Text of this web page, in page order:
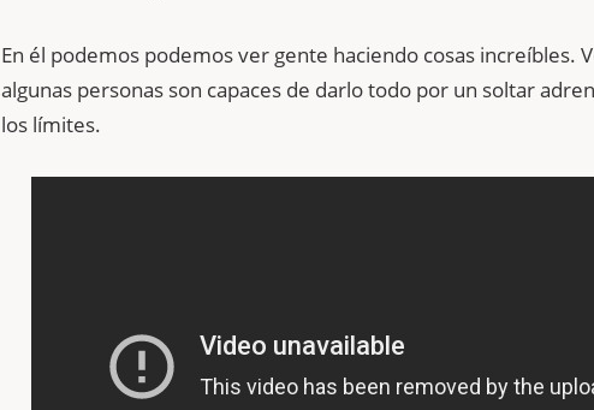
En él podemos podemos ver gente haciendo cosas increíbles.
algunas personas son capaces de darlo todo por un soltar
los límites.